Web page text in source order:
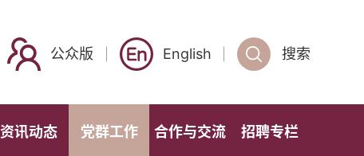
公众版 English 搜索
资讯动态 党群工作 合作与交流 招聘专栏